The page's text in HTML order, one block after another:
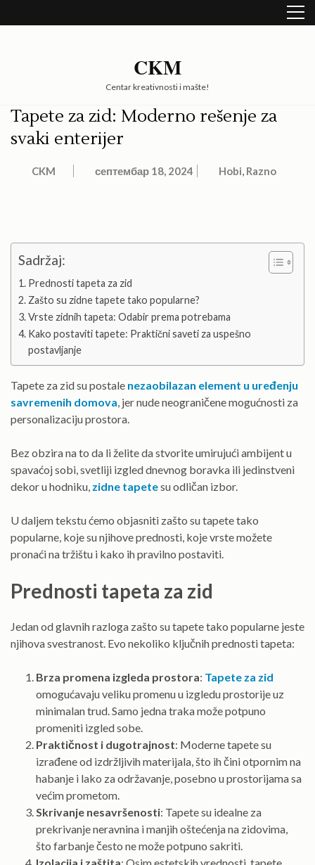
to
CKM
Centar kreativnosti i mašte!
Tapete za zid: Moderno rešenje za
svaki enterijer
CKM септембар 18, 2024 Hobi, Razno
Sadržaj:
Prednosti tapeta za zid
Zašto su zidne tapete tako popularne?
Vrste zidnih tapeta: Odabir prema potrebama
Kako postaviti tapete: Praktični saveti za uspešno
postavljanje
Tapete za zid su postale nezaobilazan element u uređenju
savremenih domova, jer nude neograničene mogućnosti za
personalizaciju prostora.
Bez obzira na to da li želite da stvorite umirujući ambijent u
spavaćoj sobi, svetliji izgled dnevnog boravka ili jedinstveni
dekor u hodniku, zidne tapetesu odličan izbor.
U daljem tekstu ćemo objasniti zašto su tapete tako
popularne, koje su njihove prednosti, koje vrste možete
pronaći na tržištu i kako ih pravilno postaviti.
Prednosti tapeta za zid
Jedan od glavnih razloga zašto su tapete tako popularne jeste
njihova svestranost. Evo nekoliko ključnih prednosti tapeta:
Brza promena izgleda prostora: Tapete za zid
omogućavaju veliku promenu u izgledu prostorije uz
minimalan trud. Samo jedna traka može potpuno
promeniti izgled sobe.
Praktičnost i dugotrajnost: Moderne tapete su
izrađene od izdržljivih materijala, što ih čini otpornim na
habanje i lako za održavanje, posebno u prostorijama sa
većim prometom.
Skrivanje nesavršenosti: Tapete su idealne za
prekrivanje neravnina i manjih oštećenja na zidovima,
što farbanje često ne može potpuno sakriti.